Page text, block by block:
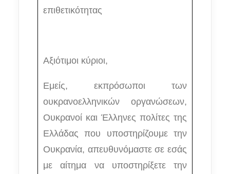
επιθετικότητας
Αξιότιμοι κύριοι,
Εμείς, εκπρόσωποι των
ουκρανοελληνικών οργανώσεων,
Ουκρανοί και Έλληνες πολίτες της
Ελλάδας που υποστηρίζουμε την
Ουκρανία, απευθυνόμαστε σε εσάς
με αίτημα να υποστηρίξετε την